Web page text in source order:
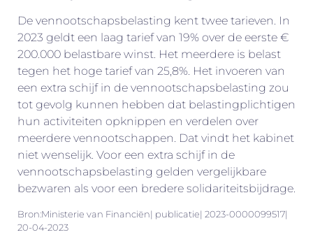
De vennootschapsbelasting kent twee tarieven. In
2023 geldt een laag tarief van 19% over de eerste €
200.000 belastbare winst. Het meerdere is belast
tegen het hoge tarief van 25,8%. Het invoeren van
een extra schijf in de vennootschapsbelasting zou
tot gevolg kunnen hebben dat belastingplichtigen
hun activiteiten opknippen en verdelen over
meerdere vennootschappen. Dat vindt het kabinet
niet wenselijk. Voor een extra schijf in de
vennootschapsbelasting gelden vergelijkbare
bezwaren als voor een bredere solidariteitsbijdrage.
Bron:Ministerie van Financiën| publicatie| 2023-0000099517|
20-04-2023